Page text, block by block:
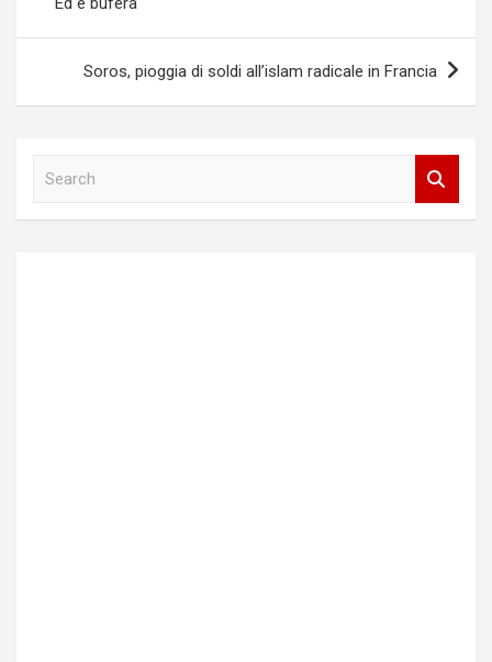
Soros, pioggia di soldi all’islam radicale in Francia